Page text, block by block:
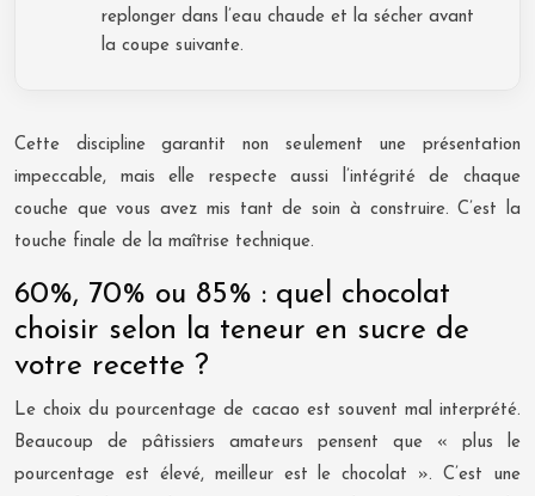
replonger dans l’eau chaude et la sécher avant
la coupe suivante.
Cette discipline garantit non seulement une présentation
impeccable, mais elle respecte aussi l’intégrité de chaque
couche que vous avez mis tant de soin à construire. C’est la
touche finale de la maîtrise technique.
60%, 70% ou 85% : quel chocolat
choisir selon la teneur en sucre de
votre recette ?
Le choix du pourcentage de cacao est souvent mal interprété.
Beaucoup de pâtissiers amateurs pensent que « plus le
pourcentage est élevé, meilleur est le chocolat ». C’est une